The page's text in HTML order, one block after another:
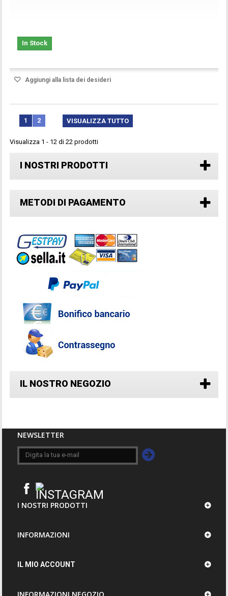
In Stock
Aggiungi alla lista dei desideri
VISUALIZZA TUTTO
1 2
Visualizza 1 - 12 di 22 prodotti
I NOSTRI PRODOTTI
METODI DI PAGAMENTO
IL NOSTRO NEGOZIO
NEWSLETTER
I NOSTRI PRODOTTI
INFORMAZIONI
IL MIO ACCOUNT